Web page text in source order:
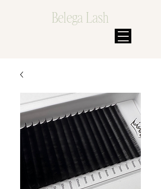
Belega Lash